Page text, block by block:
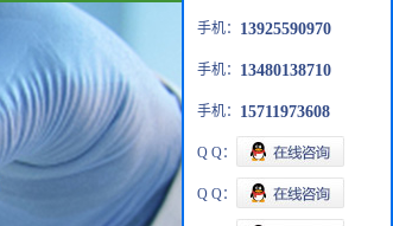
手机： 13925590970
手机： 13480138710
手机： 15711973608
Q Q：
Q Q：